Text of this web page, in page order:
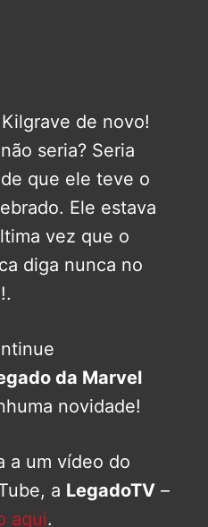
de novo!
seria? Seria
que ele teve o
Ele estava
vez que o
diga nunca no
da Marvel
novidade!
a um vídeo do
a LegadoTV –
aqui.